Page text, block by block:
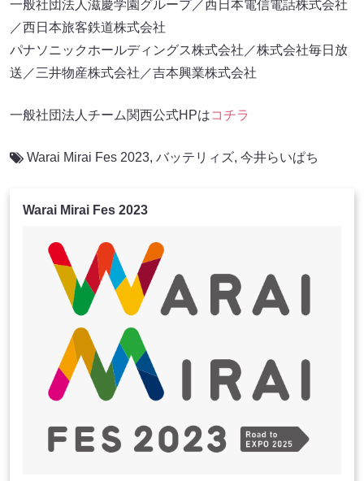
一般社団法人滋慶学園グループ／西日本電信電話株式会社
／西日本旅客鉄道株式会社
パナソニックホールディングス株式会社／株式会社毎日放
送／三井物産株式会社／吉本興業株式会社
一般社団法人チーム関西公式HPはコチラ
Warai Mirai Fes 2023, バッテリィズ, 今井らいぱち
Warai Mirai Fes 2023